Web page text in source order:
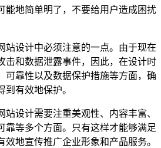
能地简单明了，不要给用户造成困扰
站设计中必须注意的一点。由于现在
击和数据泄露事件，因此，在设计时
可靠性以及数据保护措施等方面，确
有效地保护。
设计需要注重美观性、内容丰富、
靠等多个方面。只有这样才能够满足
效地宣传推广企业形象和产品服务。